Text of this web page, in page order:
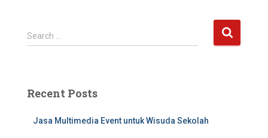
Search …
Recent Posts
Jasa Multimedia Event untuk Wisuda Sekolah